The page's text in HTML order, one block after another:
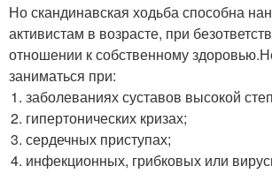
Но скандинавская ходьба способна
активистам в возрасте, при
отношении к собственному
заниматься при:
заболеваниях суставов высокой
гипертонических кризах;
сердечных приступах;
инфекционных, грибковых или